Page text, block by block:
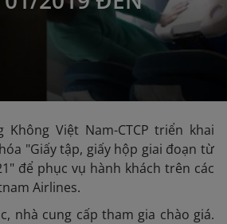
Không Việt Nam-CTCP triển khai
"Giấy tập, giấy hộp giai đoạn từ
để phục vụ hành khách trên các
Airlines.
nhà cung cấp tham gia chào giá.